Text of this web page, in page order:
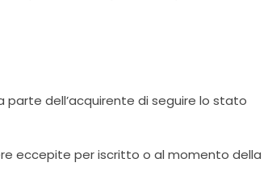
parte dell’acquirente di seguire lo stato
eccepite per iscritto o al momento della